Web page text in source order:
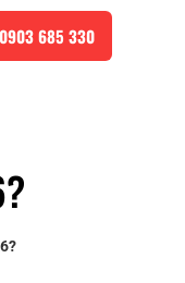
0903 685 330